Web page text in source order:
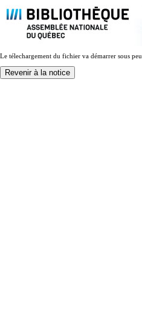
Le télechargement du fichier va démarrer sous peu.